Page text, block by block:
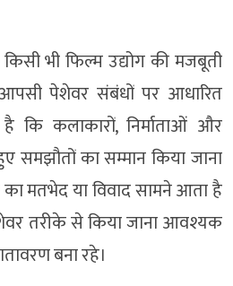
भी फिल्म उद्योग की मजबूती
पेशेवर संबंधों पर आधारित
कि कलाकारों, निर्माताओं और
समझौतों का सम्मान किया जाना
का मतभेद या विवाद सामने आता है
तरीके से किया जाना आवश्यक
बना रहे।